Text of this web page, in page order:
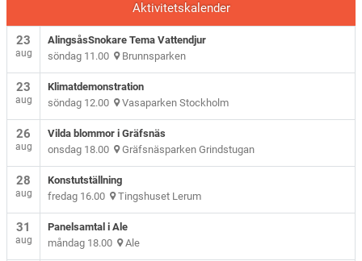
Aktivitetskalender
23
aug
AlingsåsSnokare Tema Vattendjur
söndag 11.00 Brunnsparken
23
aug
Klimatdemonstration
söndag 12.00 Vasaparken Stockholm
26
aug
Vilda blommor i Gräfsnäs
onsdag 18.00 Gräfsnäsparken Grindstugan
28
aug
Konstutställning
fredag 16.00 Tingshuset Lerum
31
aug
Panelsamtal i Ale
måndag 18.00 Ale